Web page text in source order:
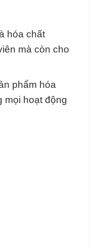
hóa chất
mà còn cho
phẩm hóa
mọi hoạt động